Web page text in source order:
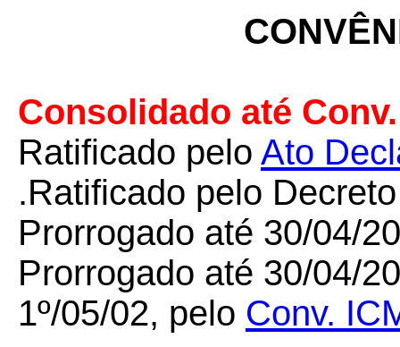
Consolidado até
Ratificado pelo Ato
.Ratificado pelo
Prorrogado até 30/04/
Prorrogado até 30/04/
1º/05/02, pelo Conv.